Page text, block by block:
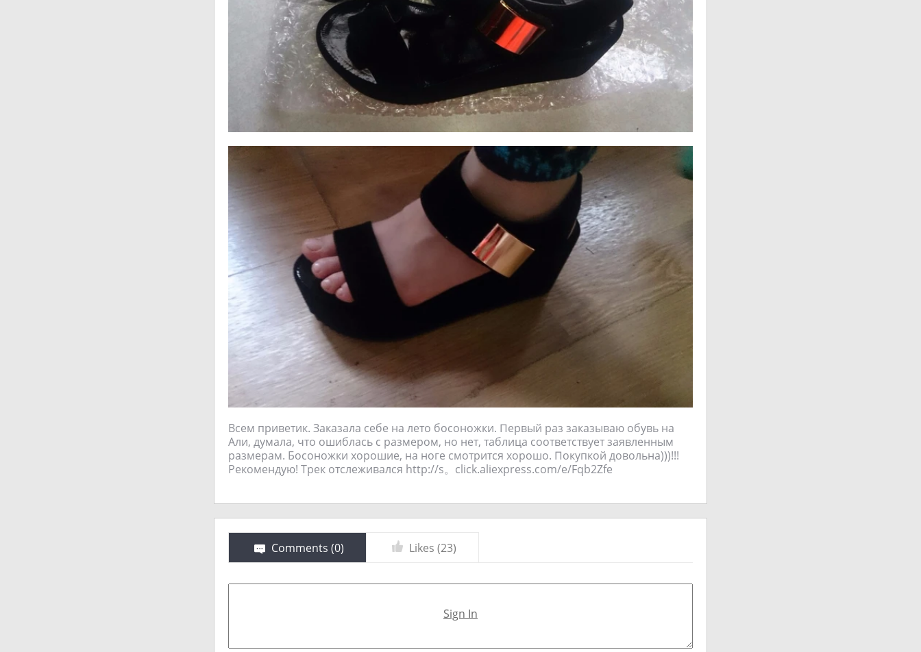
Всем приветик. Заказала себе на лето босоножки. Первый раз заказываю обувь на
Али, думала, что ошиблась с размером, но нет, таблица соответствует заявленным
размерам. Босоножки хорошие, на ноге смотрится хорошо. Покупкой довольна)))!!!
Рекомендую! Трек отслеживался http://s。click.aliexpress.com/e/Fqb2Zfe
Comments (0) Likes (23)
Sign In